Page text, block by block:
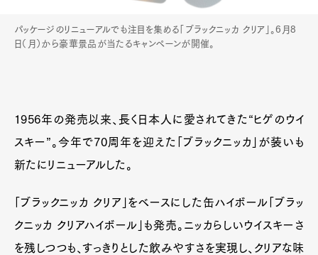
パッケージのリニューアルでも注目を集める「ブラックニッカ クリア」。6月8
日（月）から豪華景品が当たるキャンペーンが開催。
1956年の発売以来、長く日本人に愛されてきた“ヒゲのウイ
スキー”。今年で70周年を迎えた「ブラックニッカ」が装いも
新たにリニューアルした。
「ブラックニッカ クリア」をベースにした缶ハイボール「ブラッ
クニッカ クリアハイボール」も発売。ニッカらしいウイスキーさ
を残しつつも、すっきりとした飲みやすさを実現し、クリアな味